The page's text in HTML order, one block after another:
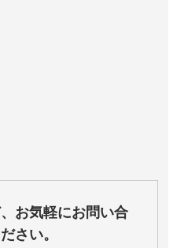
お気軽にお問い合
さい。